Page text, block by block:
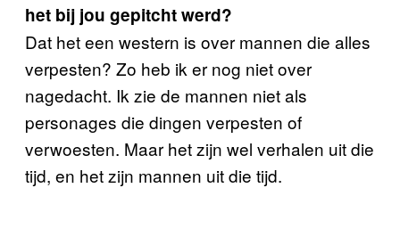
het bij jou gepitcht werd?
Dat het een western is over mannen die alles
verpesten? Zo heb ik er nog niet over
nagedacht. Ik zie de mannen niet als
personages die dingen verpesten of
verwoesten. Maar het zijn wel verhalen uit die
tijd, en het zijn mannen uit die tijd.